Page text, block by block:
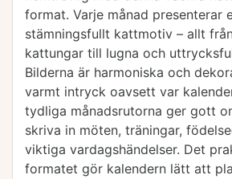
format. Varje månad presenterar
stämningsfullt kattmotiv – allt
kattungar till lugna och
Bilderna är harmoniska och
varmt intryck oavsett var
tydliga månadsrutorna ger gott
skriva in möten, träningar,
viktiga vardagshändelser. Det
formatet gör kalendern lätt att